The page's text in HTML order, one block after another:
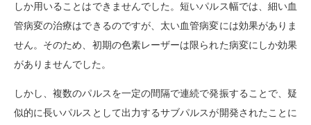
しか用いることはできませんでした。短いパルス幅では、細い血
管病変の治療はできるのですが、太い血管病変には効果がありま
せん。そのため、初期の色素レーザーは限られた病変にしか効果
がありませんでした。
しかし、複数のパルスを一定の間隔で連続で発振することで、疑
似的に長いパルスとして出力するサブパルスが開発されたことに